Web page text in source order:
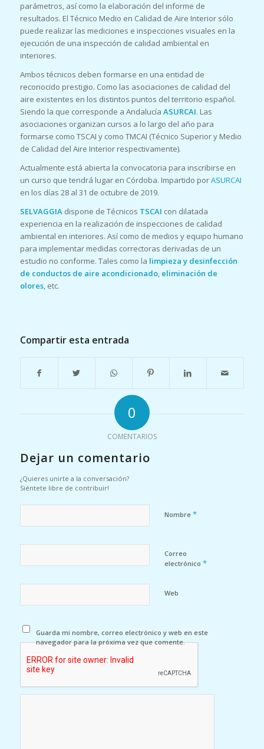
parámetros, así como la elaboración del informe de
resultados. El Técnico Medio en Calidad de Aire Interior sólo
puede realizar las mediciones e inspecciones visuales en la
ejecución de una inspección de calidad ambiental en
interiores.
Ambos técnicos deben formarse en una entidad de
reconocido prestigio. Como las asociaciones de calidad del
aire existentes en los distintos puntos del territorio español.
Siendo la que corresponde a Andalucía ASURCAI. Las
asociaciones organizan cursos a lo largo del año para
formarse como TSCAI y como TMCAI (Técnico Superior y Medio
de Calidad del Aire Interior respectivamente).
Actualmente está abierta la convocatoria para inscribirse en
un curso que tendrá lugar en Córdoba. Impartido porASURCAI
en los días 28 al 31 de octubre de 2019.
SELVAGGIAdispone de Técnicos TSCAI con dilatada
experiencia en la realización de inspecciones de calidad
ambiental en interiores. Así como de medios y equipo humano
para implementar medidas correctoras derivadas de un
estudio no conforme. Tales como la limpieza y desinfección
de conductos de aire acondicionado, eliminación de
olores, etc.
Compartir esta entrada
0
COMENTARIOS
Dejar un comentario
¿Quieres unirte a la conversación?
Siéntete libre de contribuir!
Nombre *
Correo
electrónico *
Web
Guarda mi nombre, correo electrónico y web en este
navegador para la próxima vez que comente.